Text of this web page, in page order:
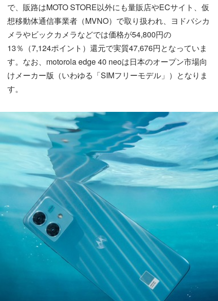
で、販路はMOTO STORE以外にも量販店やECサイト、仮
想移動体通信事業者（MVNO）で取り扱われ、ヨドバシカ
メラやビックカメラなどでは価格が54,800円の
13％（7,124ポイント）還元で実質47,676円となっていま
す。なお、motorola edge 40 neoは日本のオープン市場向
けメーカー版（いわゆる「SIMフリーモデル」）となりま
す。